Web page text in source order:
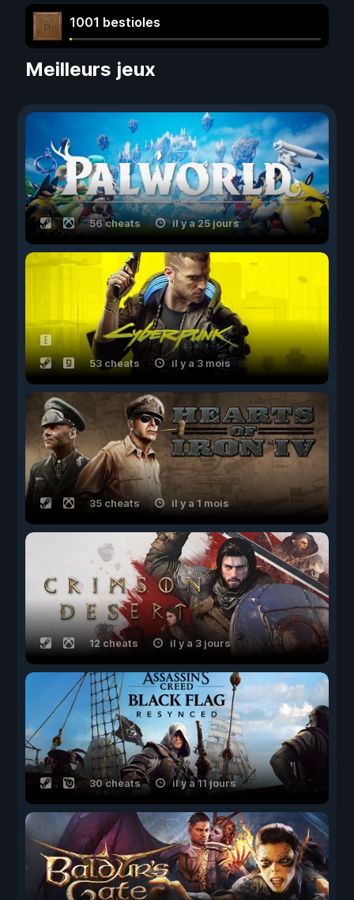
1001 bestioles
Meilleurs jeux
56 cheats il y a 25 jours
53 cheats il y a 3 mois
35 cheats il y a 1 mois
12 cheats il y a 3 jours
30 cheats il y a 11 jours